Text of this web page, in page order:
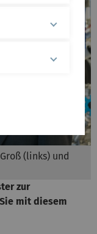
(links) und
zur
mit diesem